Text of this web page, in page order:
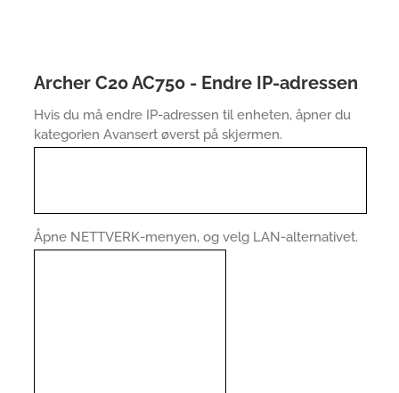
Archer C20 AC750 - Endre IP-adressen
Hvis du må endre IP-adressen til enheten, åpner du
kategorien Avansert øverst på skjermen.
Åpne NETTVERK-menyen, og velg LAN-alternativet.